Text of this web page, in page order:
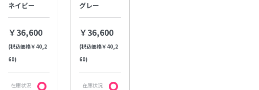
ネイビー
￥36,600
(税込価格￥40,2
60)
在庫状況
グレー
￥36,600
(税込価格￥40,2
60)
在庫状況